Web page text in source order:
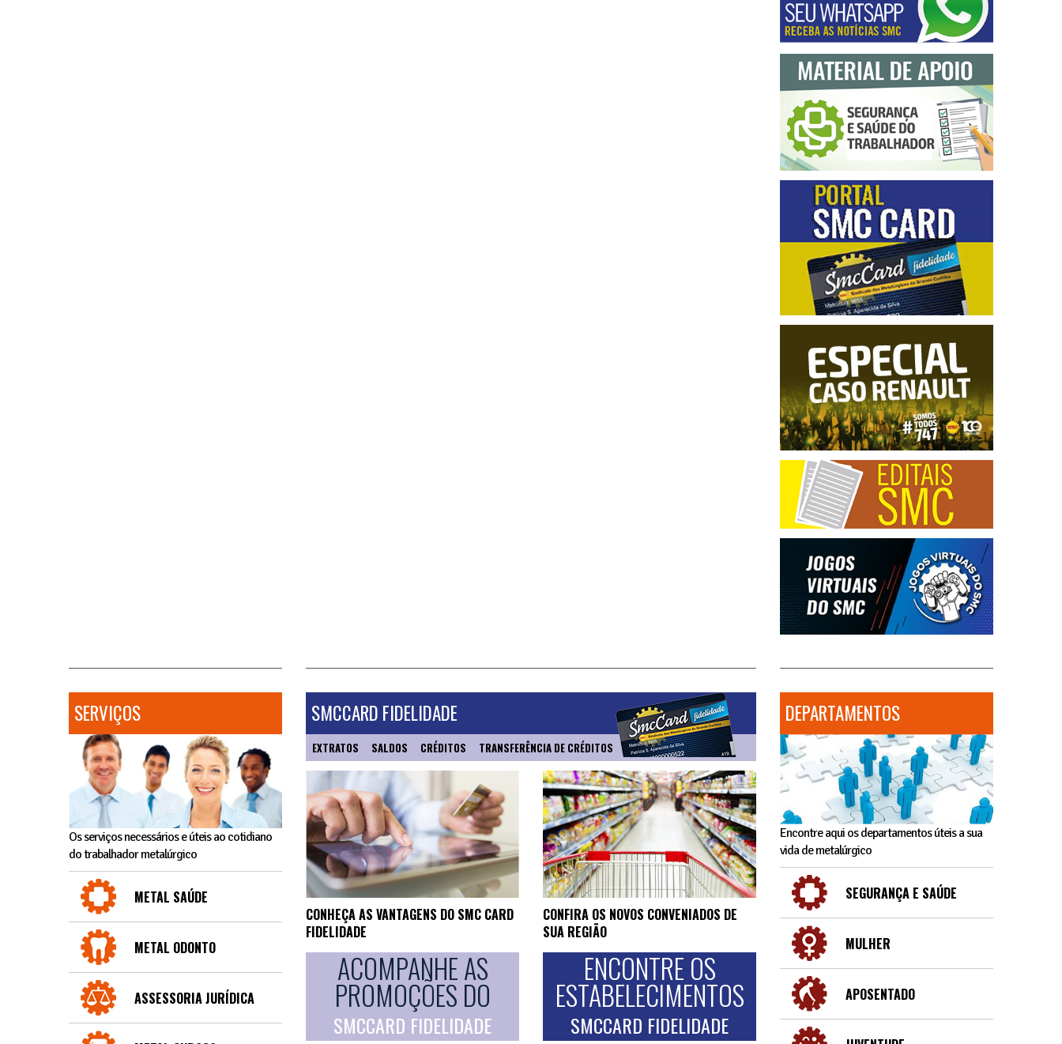
SERVIÇOS
Os serviços necessários e úteis ao cotidiano
do trabalhador metalúrgico
METAL SAÚDE
METAL ODONTO
ASSESSORIA JURÍDICA
SMCCARD FIDELIDADE
EXTRATOS SALDOS CRÉDITOS TRANSFERÊNCIA DE CRÉDITOS
CONHEÇA AS VANTAGENS DO SMC CARD
FIDELIDADE
ACOMPANHE AS
PROMOÇÕES DO
SMCCARD FIDELIDADE
CONFIRA OS NOVOS CONVENIADOS DE
SUA REGIÃO
ENCONTRE OS
ESTABELECIMENTOS
SMCCARD FIDELIDADE
DEPARTAMENTOS
Encontre aqui os departamentos úteis a sua
vida de metalúrgico
SEGURANÇA E SAÚDE
MULHER
APOSENTADO